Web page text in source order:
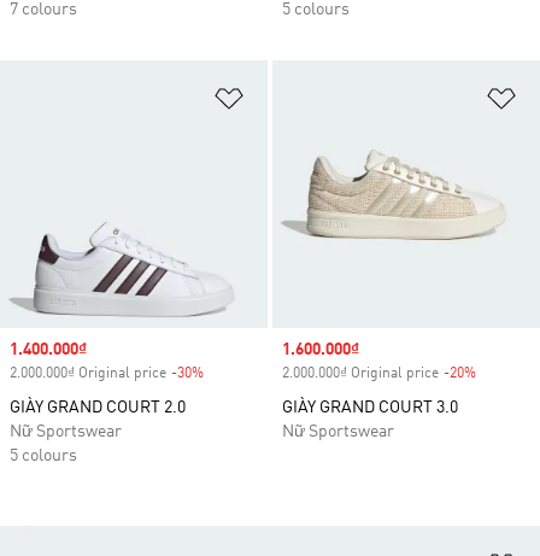
7 colours
5 colours
Sale price
1.400.000₫
2.000.000₫ Original price -30%
GIÀY GRAND COURT 2.0
Nữ Sportswear
5 colours
Sale price
1.600.000₫
2.000.000₫ Original price -20%
GIÀY GRAND COURT 3.0
Nữ Sportswear